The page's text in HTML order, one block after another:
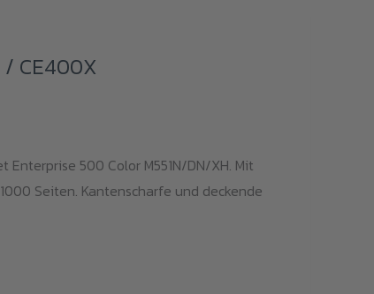
/ CE400X
Enterprise 500 Color M551N/DN/XH. Mit
Seiten. Kantenscharfe und deckende